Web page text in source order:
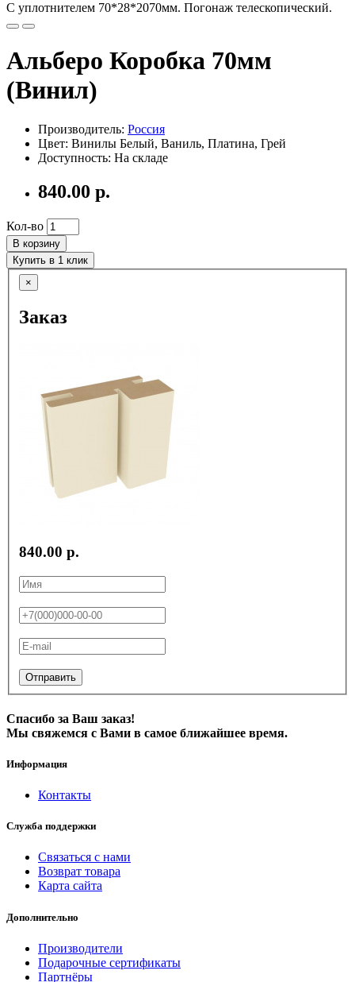
С уплотнителем 70*28*2070мм. Погонаж телескопический.
Альберо Коробка 70мм
(Винил)
Производитель: Россия
Цвет: Винилы Белый, Ваниль, Платина, Грей
Доступность: На складе
840.00 р.
Кол-во
В корзину
Купить в 1 клик
×
Заказ
840.00 р.
Отправить
Спасибо за Ваш заказ!
Мы свяжемся с Вами в самое ближайшее время.
Информация
Контакты
Служба поддержки
Связаться с нами
Возврат товара
Карта сайта
Дополнительно
Производители
Подарочные сертификаты
Партнёры